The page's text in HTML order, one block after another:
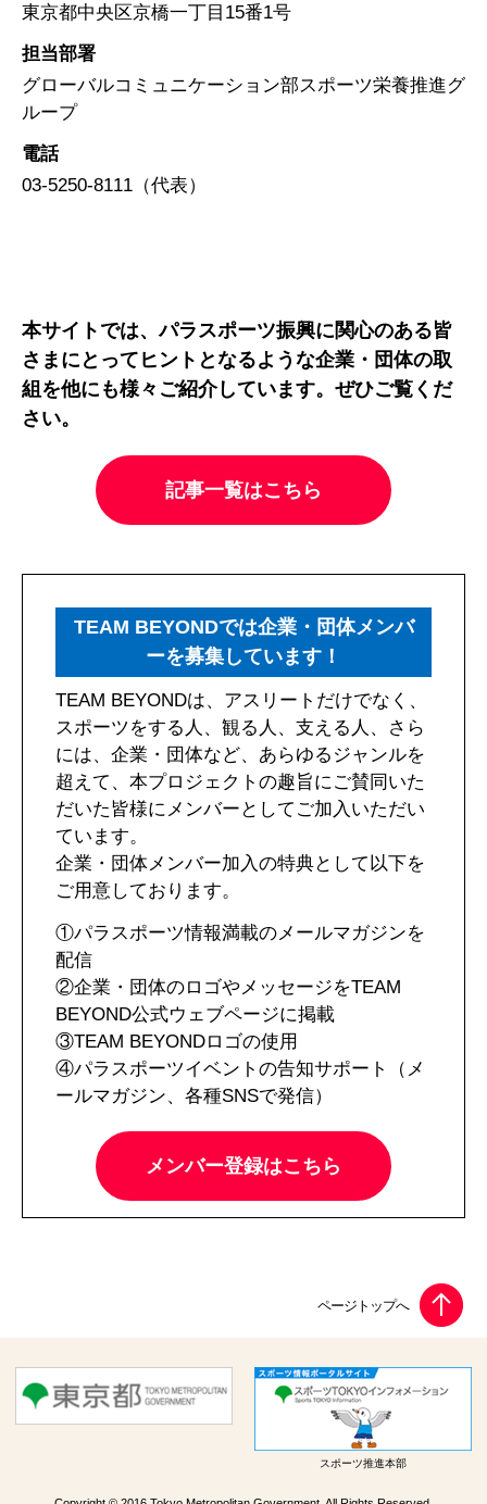
東京都中央区京橋一丁目15番1号
担当部署
グローバルコミュニケーション部スポーツ栄養推進グ
ループ
電話
03-5250-8111（代表）
本サイトでは、パラスポーツ振興に関心のある皆
さまにとってヒントとなるような企業・団体の取
組を他にも様々ご紹介しています。ぜひご覧くだ
さい。
記事一覧はこちら
TEAM BEYONDでは企業・団体メンバ
ーを募集しています！
TEAM BEYONDは、アスリートだけでなく、
スポーツをする人、観る人、支える人、さら
には、企業・団体など、あらゆるジャンルを
超えて、本プロジェクトの趣旨にご賛同いた
だいた皆様にメンバーとしてご加入いただい
ています。
企業・団体メンバー加入の特典として以下を
ご用意しております。
①パラスポーツ情報満載のメールマガジンを
配信
②企業・団体のロゴやメッセージをTEAM
BEYOND公式ウェブページに掲載
③TEAM BEYONDロゴの使用
④パラスポーツイベントの告知サポート（メ
ールマガジン、各種SNSで発信）
メンバー登録はこちら
スポーツ推進本部